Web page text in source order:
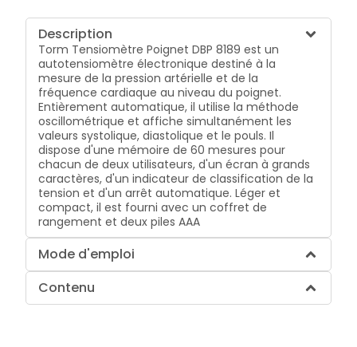
Description
Torm Tensiomètre Poignet DBP 8189 est un
autotensiomètre électronique destiné à la
mesure de la pression artérielle et de la
fréquence cardiaque au niveau du poignet.
Entièrement automatique, il utilise la méthode
oscillométrique et affiche simultanément les
valeurs systolique, diastolique et le pouls. Il
dispose d'une mémoire de 60 mesures pour
chacun de deux utilisateurs, d'un écran à grands
caractères, d'un indicateur de classification de la
tension et d'un arrêt automatique. Léger et
compact, il est fourni avec un coffret de
rangement et deux piles AAA
Mode d'emploi
Contenu